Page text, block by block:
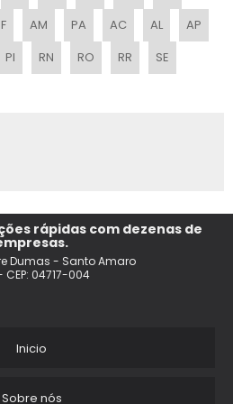
PARA ACAO PERSONALIZADO
AM PA AC AL
AP
PI RN RO RR
SE
rápidas com dezenas de
Dumas - Santo Amaro
CEP: 04717-004
Inicio
Sobre nós